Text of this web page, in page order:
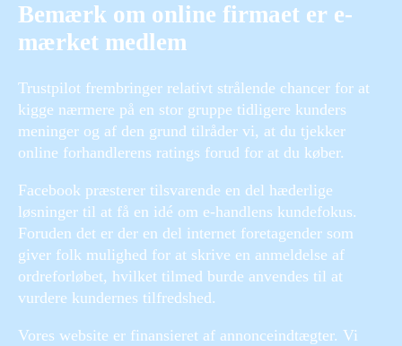
Bemærk om online firmaet er e-
mærket medlem
Trustpilot frembringer relativt strålende chancer for at
kigge nærmere på en stor gruppe tidligere kunders
meninger og af den grund tilråder vi, at du tjekker
online forhandlerens ratings forud for at du køber.
Facebook præsterer tilsvarende en del hæderlige
løsninger til at få en idé om e-handlens kundefokus.
Foruden det er der en del internet foretagender som
giver folk mulighed for at skrive en anmeldelse af
ordreforløbet, hvilket tilmed burde anvendes til at
vurdere kundernes tilfredshed.
Vores website er finansieret af annonceindtægter. Vi